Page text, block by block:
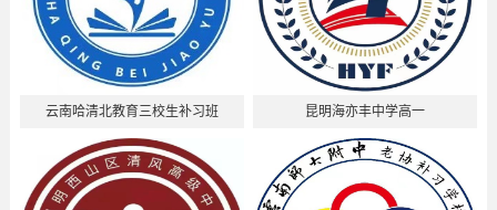
云南哈清北教育三校生补习班 昆明海亦丰中学高一